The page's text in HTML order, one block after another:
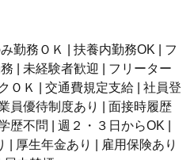
勤務ＯＫ | 扶養内勤務OK | フ
| 未経験者歓迎 | フリーター
ＯＫ | 交通費規定支給 | 社員登
員優待制度あり | 面接時履歴
歴不問 | 週２・３日からOK |
| 厚生年金あり | 雇用保険あり